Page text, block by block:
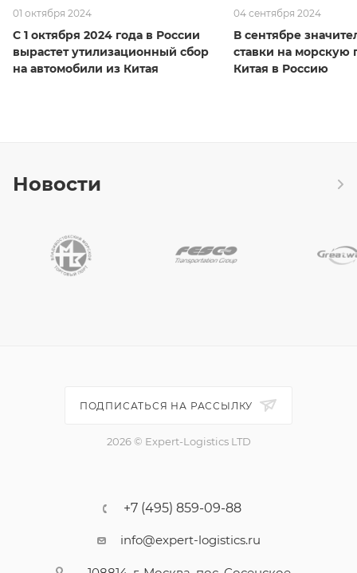
01 октября 2024
С 1 октября 2024 года в России
вырастет утилизационный сбор
на автомобили из Китая
04 сентября 2024
В сентябре
ставки на морскую
Китая в Россию
Новости
ПОДПИСАТЬСЯ НА РАССЫЛКУ
2026 © Expert-Logistics LTD
+7 (495) 859-09-88
info@expert-logistics.ru